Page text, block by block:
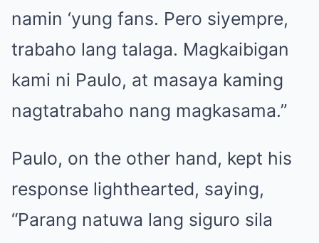
namin ‘yung fans. Pero siyempre,
trabaho lang talaga. Magkaibigan
kami ni Paulo, at masaya kaming
nagtatrabaho nang magkasama.”
Paulo, on the other hand, kept his
response lighthearted, saying,
“Parang natuwa lang siguro sila